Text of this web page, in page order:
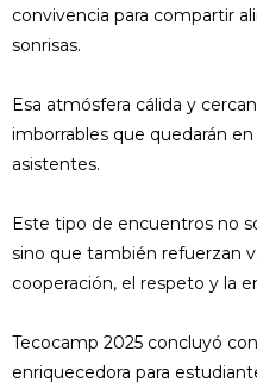
convivencia para compartir
sonrisas.
Esa atmósfera cálida y
imborrables que quedarán
asistentes.
Este tipo de encuentros no
sino que también refuerzan
cooperación, el respeto y la
Tecocamp 2025 concluyó
enriquecedora para